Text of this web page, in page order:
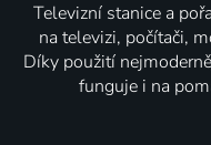
Televizní stanice a
na televizi, počítači,
Díky použití
funguje i na